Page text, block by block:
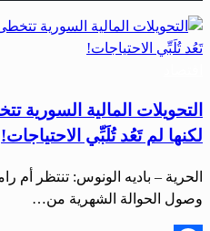
لكنها لم تَعُد تُلَبِّي الاحتياجات!
الحرية – باديه الونوس: تنتظر أم
وصول الحوالة الشهرية من…